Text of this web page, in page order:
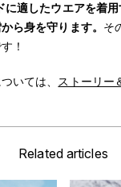
に適したウエアを着
ら身を守ります。 そ
！
いては、 ストーリー
Related articles